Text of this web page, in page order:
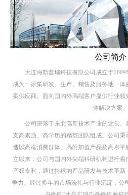
公司简介
大连海斯普瑞科技有限公司成立于
成为一家集研发、生产、销售及服务地一
案供应商。面向国内外高端客户提供行业
体解决方案。
公司座落于东北高新技术产业的龙头
支高素质、高学历的精英团队组成。公司
造以高端消费群体、高附加值产品及高水
立以来，公司与国内外尖端科研机构进行
产权专利，通过持续的产品研发与技术革
争力。经过多年的市场洗礼与行业沉淀，公